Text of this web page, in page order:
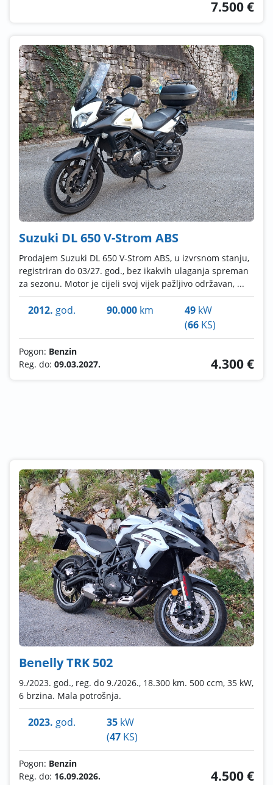
7.500 €
Suzuki DL 650 V-Strom ABS
Prodajem Suzuki DL 650 V-Strom ABS, u izvrsnom stanju,
registriran do 03/27. god., bez ikakvih ulaganja spreman
za sezonu. Motor je cijeli svoj vijek pažljivo održavan, ...
2012. god. 90.000km 49 kW
(66 KS)
Pogon: Benzin
Reg. do: 09.03.2027. 4.300 €
Benelly TRK 502
9./2023. god., reg. do 9./2026., 18.300 km. 500 ccm, 35 kW,
6 brzina. Mala potrošnja.
2023. god. 35kW
(47KS)
Pogon: Benzin
Reg. do: 16.09.2026. 4.500 €